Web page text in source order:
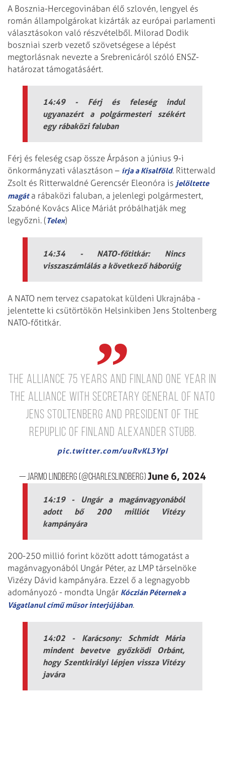
A Bosznia-Hercegovinában élő szlovén, lengyel és
román állampolgárokat kizárták az európai parlamenti
választásokon való részvételből. Milorad Dodik
boszniai szerb vezető szövetségese a lépést
megtorlásnak nevezte a Srebrenicáról szóló ENSZ-
határozat támogatásáért.
14:49 - Férj és feleség indul
ugyanazért a polgármesteri székért
egy rábaközi faluban
Férj és feleség csap össze Árpáson a június 9-i
önkormányzati választáson – írja a Kisalföld. Ritterwald
Zsolt és Ritterwaldné Gerencsér Eleonóra is jelöltette
magáta rábaközi faluban, a jelenlegi polgármestert,
Szabóné Kovács Alice Máriát próbálhatják meg
legyőzni. (Telex)
14:34 - NATO-főtitkár: Nincs
visszaszámlálás a következő háborúig
A NATO nem tervez csapatokat küldeni Ukrajnába -
jelentette ki csütörtökön Helsinkiben Jens Stoltenberg
NATO-főtitkár.
The Alliance 75 Years and Finland One Year in
the Alliance with Secretary General of Nato
Jens Stoltenberg and President of the
Repuplic of Finland Alexander Stubb.
pic.twitter.com/uuRvKL3YpI
— Jarmo Lindberg (@CharlesLindberg) June 6, 2024
14:19 - Ungár a magánvagyonából
adott bő 200 milliót Vitézy
kampányára
200-250 millió forint között adott támogatást a
magánvagyonából Ungár Péter, az LMP társelnöke
Vizézy Dávid kampányára. Ezzel ő a legnagyobb
adományozó - mondta Ungár Kóczián Péternek a
Vágatlanul című műsor interjújában.
14:02 - Karácsony: Schmidt Mária
mindent bevetve győzködi Orbánt,
hogy Szentkirályi lépjen vissza Vitézy
javára